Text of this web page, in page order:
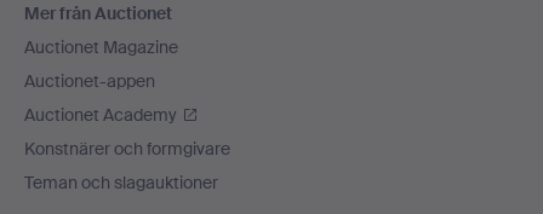
Mer från Auctionet
Auctionet Magazine
Auctionet-appen
Auctionet Academy
Konstnärer och formgivare
Teman och slagauktioner